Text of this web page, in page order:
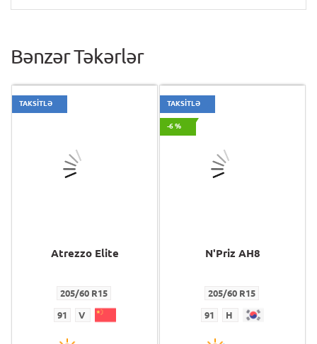
Bənzər Təkərlər
TAKSİTLƏ
Atrezzo Elite
205/60 R15
91 V
TAKSİTLƏ
-6 %
N'Priz AH8
205/60 R15
91 H